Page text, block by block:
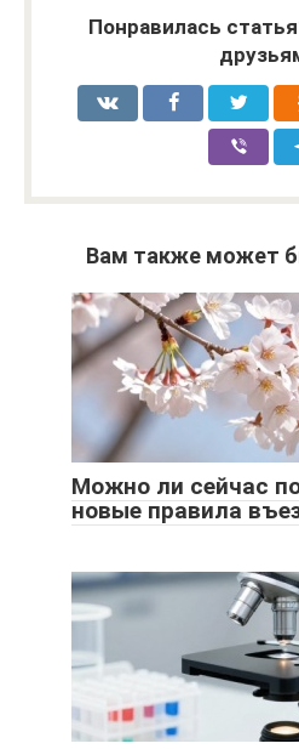
Понравилась
Вам также может
Можно ли сейчас
новые правила